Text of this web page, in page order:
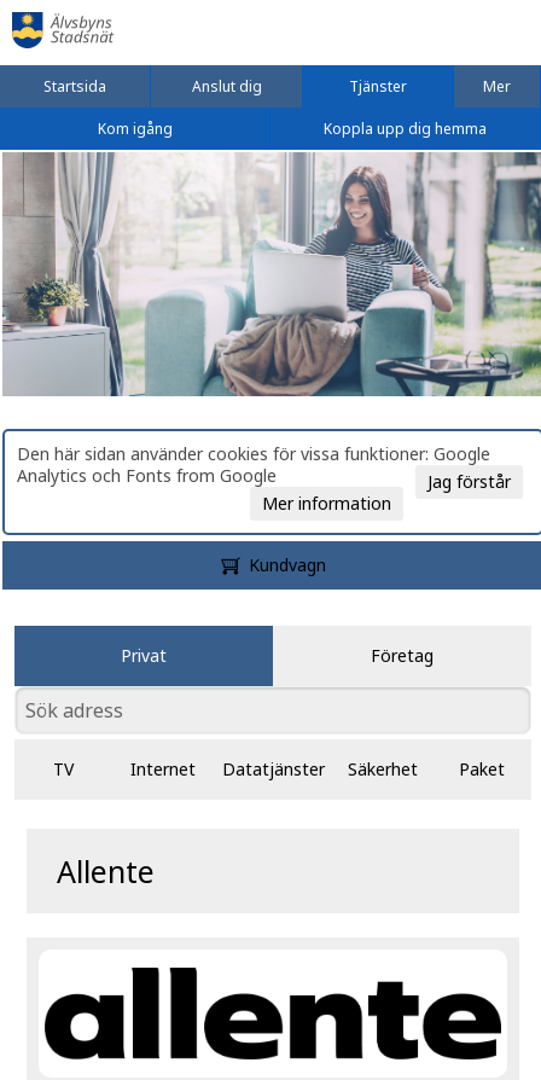
Startsida Anslut dig Tjänster Mer
Kom igång Koppla upp dig hemma
Den här sidan använder cookies för vissa funktioner: Google
Analytics och Fonts from Google
Jag förstår
Mer information
Kundvagn
Privat Företag
TV Internet Datatjänster Säkerhet Paket
Allente